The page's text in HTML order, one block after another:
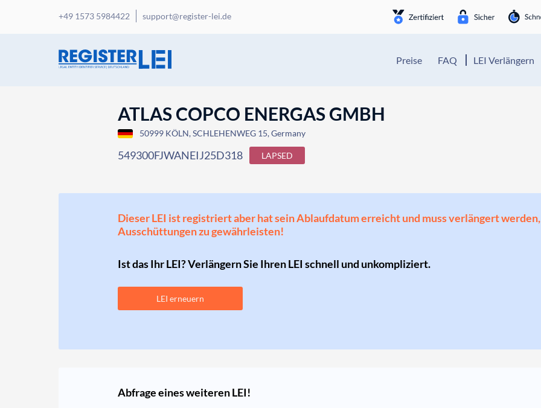
+49 1573 5984422 support@register-lei.de
Preise FAQ LEI Verlängern
ATLAS COPCO ENERGAS GMBH
50999 KÖLN, SCHLEHENWEG 15, Germany
549300FJWANEIJ25D318 LAPSED
Dieser LEI ist registriert aber hat sein Ablaufdatum erreicht und muss verlängert
Ausschüttungen zu gewährleisten!
Ist das Ihr LEI? Verlängern Sie Ihren LEI schnell und unkompliziert.
LEI erneuern
Abfrage eines weiteren LEI!